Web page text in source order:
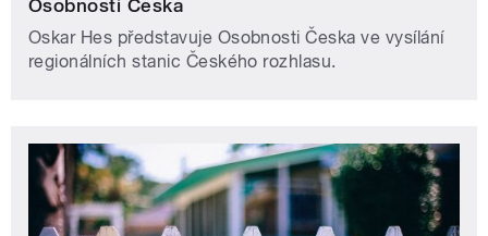
Osobnosti Česka
Oskar Hes představuje Osobnosti Česka ve vysílání
regionálních stanic Českého rozhlasu.